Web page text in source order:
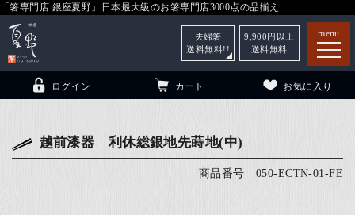
「箸専門店 銀座夏野」日本最大級のお箸専門店3000点の品揃え
menu
ログイン カート お気に入り
夫婦箸
送料無料!!
9,900 円以上
送料無料
越前漆器 利休総銀地先蒔地(中)
商品番号 050-ECTN-01-FE